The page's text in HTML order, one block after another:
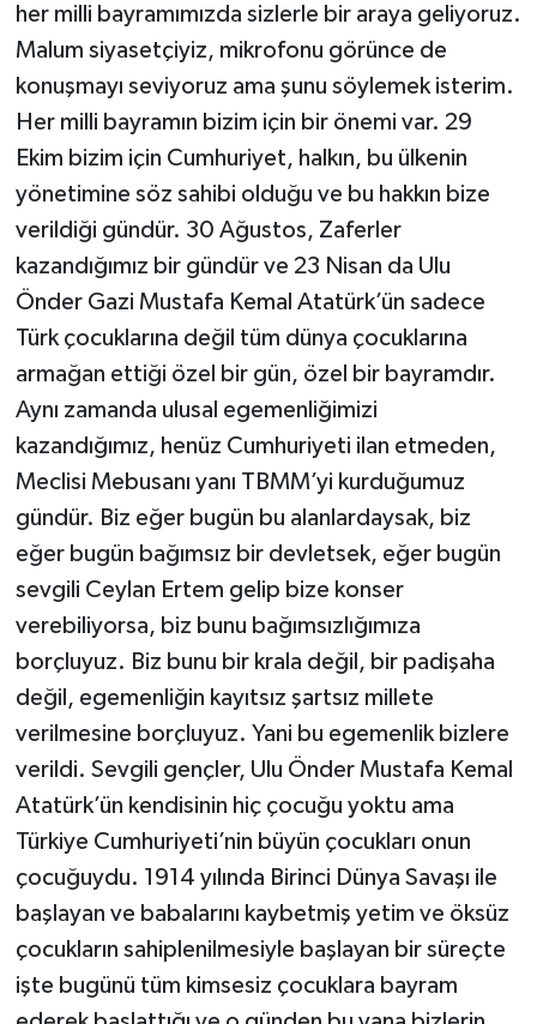
her milli bayramımızda sizlerle bir araya geliyoruz.
Malum siyasetçiyiz, mikrofonu görünce de
konuşmayı seviyoruz ama şunu söylemek isterim.
Her milli bayramın bizim için bir önemi var. 29
Ekim bizim için Cumhuriyet, halkın, bu ülkenin
yönetimine söz sahibi olduğu ve bu hakkın bize
verildiği gündür. 30 Ağustos, Zaferler
kazandığımız bir gündür ve 23 Nisan da Ulu
Önder Gazi Mustafa Kemal Atatürk’ün sadece
Türk çocuklarına değil tüm dünya çocuklarına
armağan ettiği özel bir gün, özel bir bayramdır.
Aynı zamanda ulusal egemenliğimizi
kazandığımız, henüz Cumhuriyeti ilan etmeden,
Meclisi Mebusanı yanı TBMM’yi kurduğumuz
gündür. Biz eğer bugün bu alanlardaysak, biz
eğer bugün bağımsız bir devletsek, eğer bugün
sevgili Ceylan Ertem gelip bize konser
verebiliyorsa, biz bunu bağımsızlığımıza
borçluyuz. Biz bunu bir krala değil, bir padişaha
değil, egemenliğin kayıtsız şartsız millete
verilmesine borçluyuz. Yani bu egemenlik bizlere
verildi. Sevgili gençler, Ulu Önder Mustafa Kemal
Atatürk’ün kendisinin hiç çocuğu yoktu ama
Türkiye Cumhuriyeti’nin büyün çocukları onun
çocuğuydu. 1914 yılında Birinci Dünya Savaşı ile
başlayan ve babalarını kaybetmiş yetim ve öksüz
çocukların sahiplenilmesiyle başlayan bir süreçte
işte bugünü tüm kimsesiz çocuklara bayram